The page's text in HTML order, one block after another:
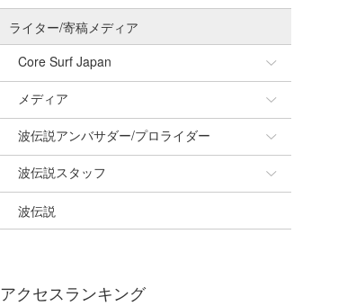
ライター/寄稿メディア
Core Surf Japan
Naoya Kimoto
mitsuteru Kamio
Yasunari Inoue
Yoshiyuki Obata
DELTA FORCE SURF
メディア
SURFMEDIA
Colors MAGAZINE
WAVAL
波伝説アンバサダー/プロライダー
福島寿実子
中浦“JET”章
進士剛光
波伝説スタッフ
☆加藤
Aichan
波伝説
アクセスランキング